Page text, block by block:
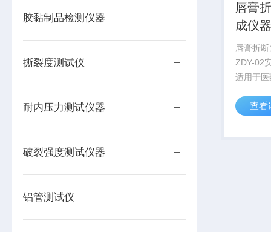
胶黏制品检测仪器
撕裂度测试仪
耐内压力测试仪器
破裂强度测试仪器
铝管测试仪
唇膏
成仪器
唇膏折
ZDY-02
适用于
瓶身分
蜡笔等
查看